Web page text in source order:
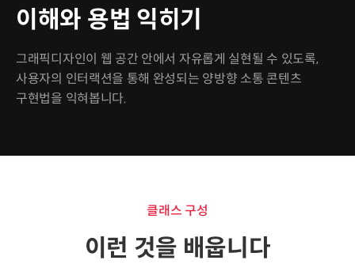
이해와 용법 익히기
그래픽디자인이 웹 공간 안에서 자유롭게 실현될 수 있도록,
사용자의 인터랙션을 통해 완성되는 양방향 소통 콘텐츠
구현법을 익혀봅니다.
클래스 구성
이런 것을 배웁니다